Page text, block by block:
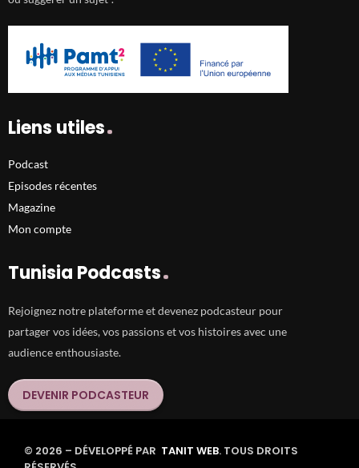
Liens utiles
Podcast
Episodes récentes
Magazine
Mon compte
Tunisia Podcasts
Rejoignez notre plateforme et devenez podcasteur pour
partager vos idées, vos passions et vos histoires avec une
audience enthousiaste.
DEVENIR PODCASTEUR
© 2026 – DÉVELOPPÉ PAR TANIT WEB. TOUS DROITS